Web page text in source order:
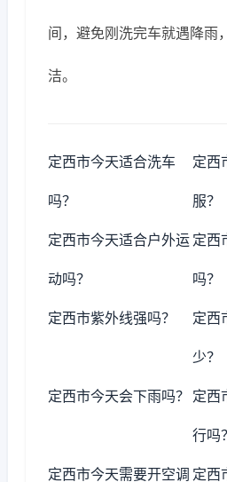
间，避免刚洗完车就遇降雨
洁。
定西市今天适合洗车
吗？
定西
服？
定西市今天适合户外运
动吗？
定西
吗？
定西市紫外线强吗？ 定西
少？
定西市今天会下雨吗？ 定西
行吗？
定西市今天需要开空调 定西